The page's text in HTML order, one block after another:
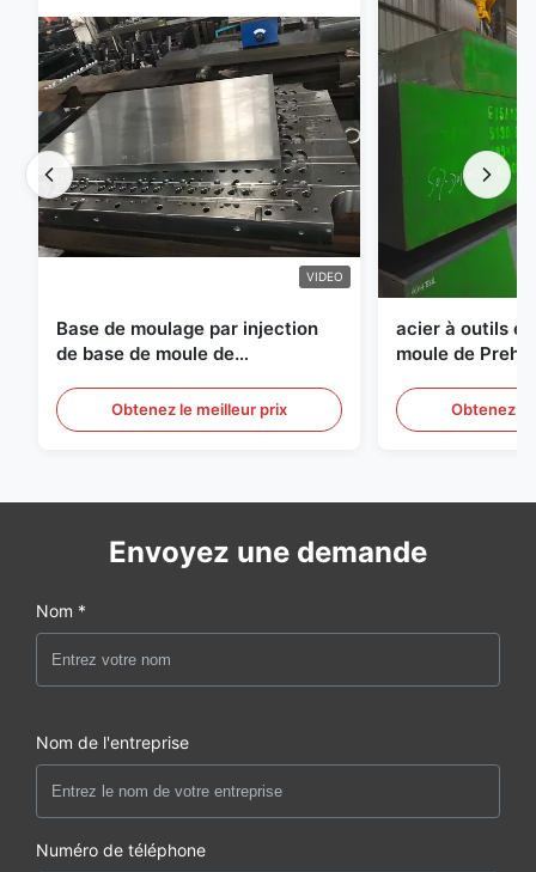
VIDEO
Base de moulage par injection
de base de moule de
FAMILIER de S136 P20
Obtenez le meilleur prix
acier à outils
moule de
Obtenez
Envoyez une demande
Nom *
Nom de l'entreprise
Numéro de téléphone